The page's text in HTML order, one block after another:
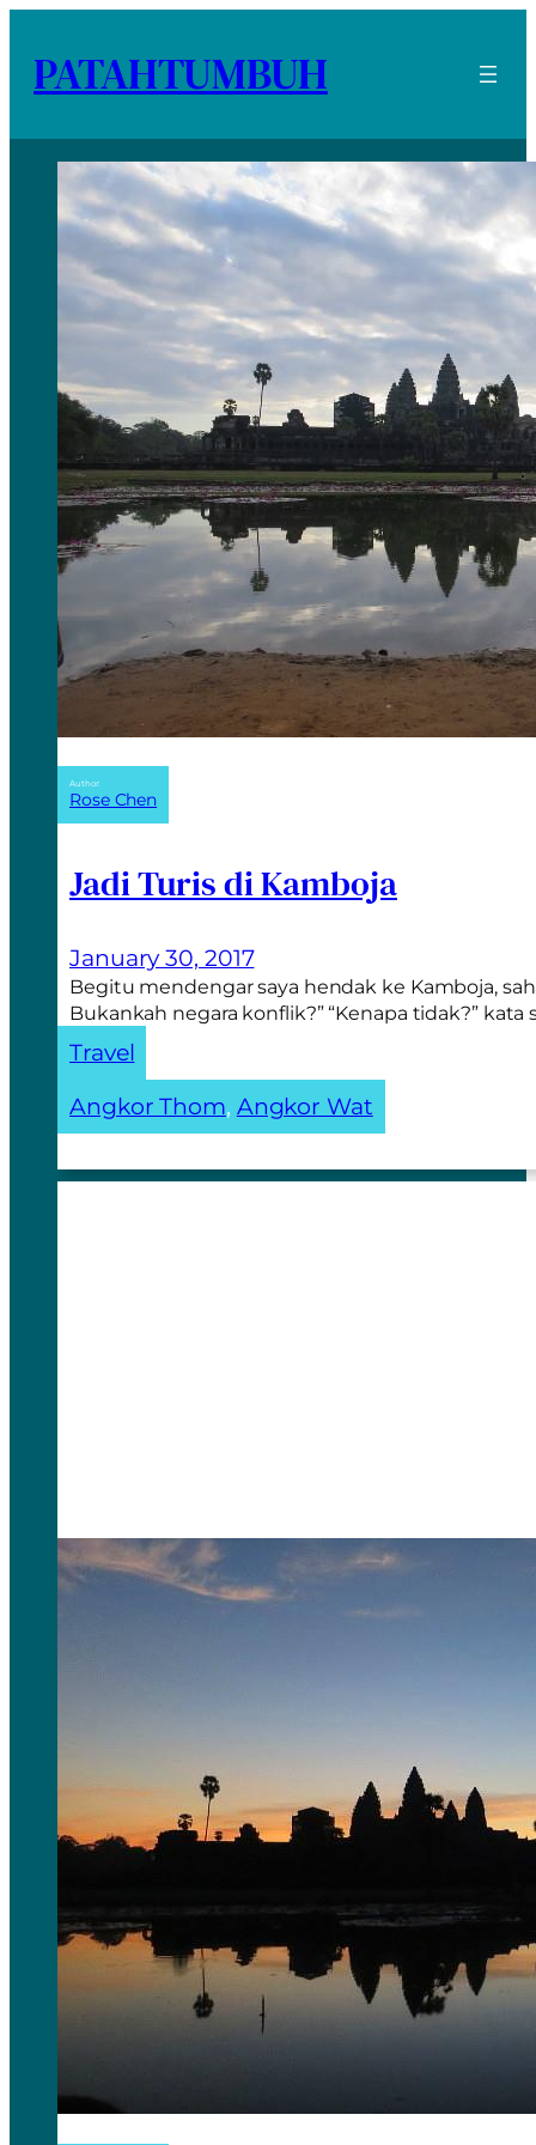
PATAHTUMBUH
Author:
Rose Chen
Jadi Turis di Kamboja
January 30, 2017
Begitu mendengar saya hendak ke Kamboja,
Bukankah negara konflik?” “Kenapa tidak?” kata
Travel
Angkor Thom, Angkor Wat